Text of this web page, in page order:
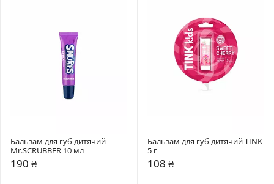
Бальзам для губ дитячий
Mr.SCRUBBER 10 мл
190 ₴
Бальзам для губ дитячий TINK
5 г
108 ₴